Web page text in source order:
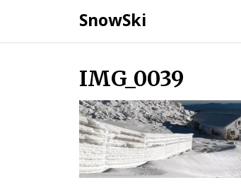
SnowSki
Skip
content
IMG_0039